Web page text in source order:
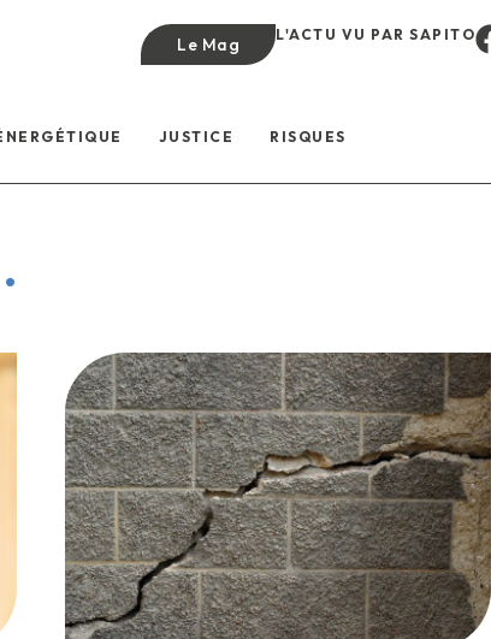
Le Mag L'ACTU VU PAR SAPITO
JUSTICE RISQUES
.